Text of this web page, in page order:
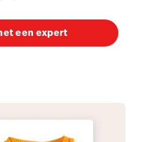
een expert